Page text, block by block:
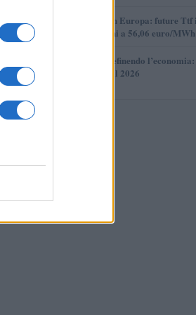
4
Mercato del gas in Europa: future Ttf
discesa, quotazioni a 56,06 euro/MWh
5
Come l’IA sta ridefinendo
e prospettive per il 2026